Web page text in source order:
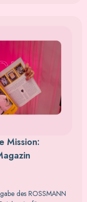
Mission:
des ROSSMANN